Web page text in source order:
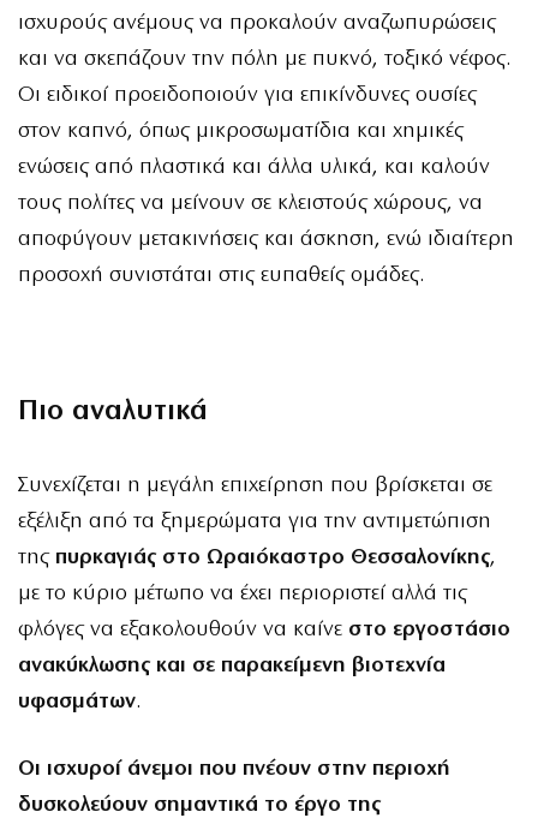
ισχυρούς ανέμους να προκαλούν αναζωπυρώσεις
και να σκεπάζουν την πόλη με πυκνό, τοξικό νέφος.
Οι ειδικοί προειδοποιούν για επικίνδυνες ουσίες
στον καπνό, όπως μικροσωματίδια και χημικές
ενώσεις από πλαστικά και άλλα υλικά, και καλούν
τους πολίτες να μείνουν σε κλειστούς χώρους, να
αποφύγουν μετακινήσεις και άσκηση, ενώ ιδιαίτερη
προσοχή συνιστάται στις ευπαθείς ομάδες.
Πιο αναλυτικά
Συνεχίζεται η μεγάλη επιχείρηση που βρίσκεται σε
εξέλιξη από τα ξημερώματα για την αντιμετώπιση
της πυρκαγιάς στο Ωραιόκαστρο Θεσσαλονίκης,
με το κύριο μέτωπο να έχει περιοριστεί αλλά τις
φλόγες να εξακολουθούν να καίνε στο εργοστάσιο
ανακύκλωσης και σε παρακείμενη βιοτεχνία
υφασμάτων.
Οι ισχυροί άνεμοι που πνέουν στην περιοχή
δυσκολεύουν σημαντικά το έργο της